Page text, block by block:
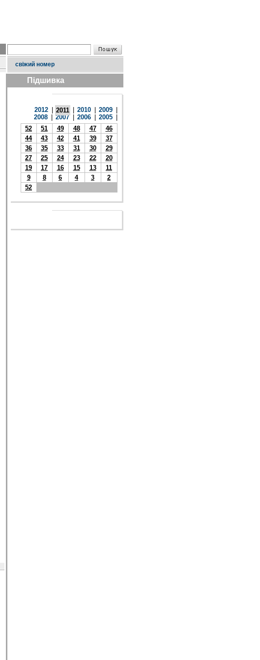
свіжий номер
Підшивка
2012 2011 2010 2009
2008
2007 2006 2005
52
51 49 48 47
46
44
43 42 41 39
37
36
35 33 31 30
29
27
25 24 23 22
20
19
17 16 15 13
11
9
8 6 4 3
2
52